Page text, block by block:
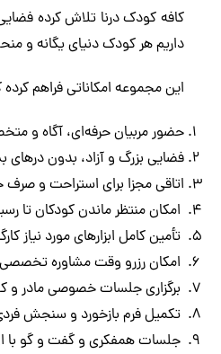
کافه کودک درنا تلاش کرده
داریم هر کودک دنیای یگانه و
این مجموعه امکاناتی فراهم
حضور مربیان حرفه‌ای، آگاه و
فضایی بزرگ و آزاد، بدون
اتاقی مجزا برای استراحت و صرف
امکان منتظر ماندن کودکان تا
تأمین کامل ابزارهای مورد نیاز
امکان رزرو وقت مشاوره تخصصی
برگزاری جلسات خصوصی مادر و
تکمیل فرم بازخورد و سنجش
جلسات همفکری و گفت و گو با